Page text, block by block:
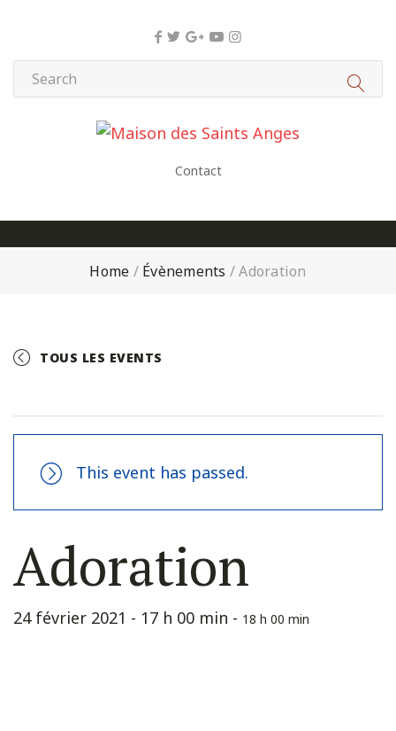
Contact
Home / Évènements /Adoration
TOUS LES EVENTS
This event has passed.
Adoration
24 février 2021 - 17 h 00 min - 18 h 00 min